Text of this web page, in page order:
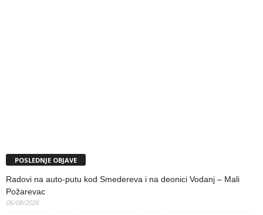
POSLEDNJE OBJAVE
Radovi na auto-putu kod Smedereva i na deonici Vodanj – Mali
Požarevac
06/08/2026